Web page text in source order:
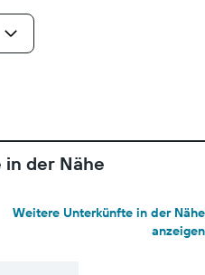
der Nähe
Weitere Unterkünfte in der Nähe
anzeigen